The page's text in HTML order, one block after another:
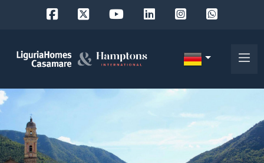
DE
RU
Wo
suchen
Sie?